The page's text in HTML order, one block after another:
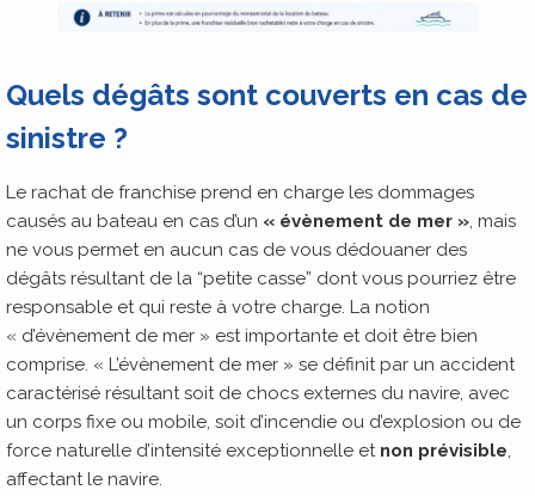
Quels dégâts sont couverts en cas de
sinistre ?
Le rachat de franchise prend en charge les dommages
causés au bateau en cas d’un « évènement de mer », mais
ne vous permet en aucun cas de vous dédouaner des
dégâts résultant de la “petite casse” dont vous pourriez être
responsable et qui reste à votre charge. La notion
« d’évènement de mer » est importante et doit être bien
comprise. « L’évènement de mer » se définit par un accident
caractérisé résultant soit de chocs externes du navire, avec
un corps fixe ou mobile, soit d’incendie ou d’explosion ou de
force naturelle d’intensité exceptionnelle et non prévisible,
affectant le navire.